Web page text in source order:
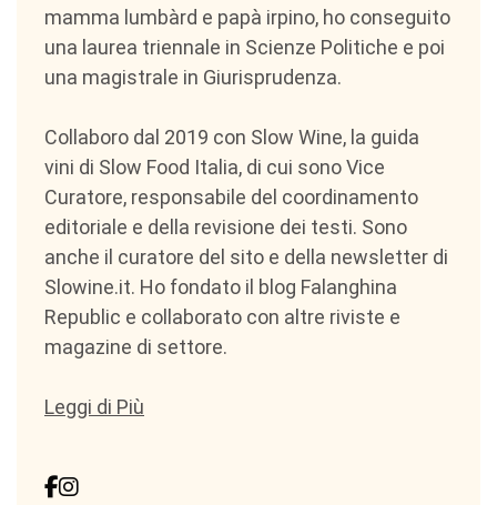
mamma lumbàrd e papà irpino, ho conseguito
una laurea triennale in Scienze Politiche e poi
una magistrale in Giurisprudenza.
Collaboro dal 2019 con Slow Wine, la guida
vini di Slow Food Italia, di cui sono Vice
Curatore, responsabile del coordinamento
editoriale e della revisione dei testi. Sono
anche il curatore del sito e della newsletter di
Slowine.it. Ho fondato il blog Falanghina
Republic e collaborato con altre riviste e
magazine di settore.
Leggi di Più